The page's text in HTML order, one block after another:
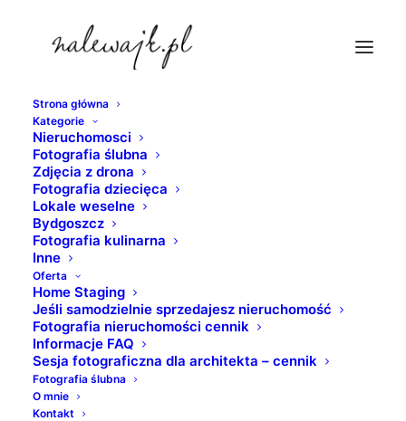
Strona główna
Kategorie
Nieruchomosci
Fotografia ślubna
Zdjęcia z drona
Fotografia dziecięca
Lokale weselne
Bydgoszcz
Fotografia kulinarna
Inne
Oferta
Home Staging
Jeśli samodzielnie sprzedajesz nieruchomość
Fotografia nieruchomości cennik
Informacje FAQ
Sesja fotograficzna dla architekta – cennik
Fotografia ślubna
O mnie
Kontakt
atrakcje-bydgoszcz
Strona Główna
Bydgoszcz | Architektura | Zdjęcia | Fotografie | Atrakcje
turystyczne grodu nad Brdą